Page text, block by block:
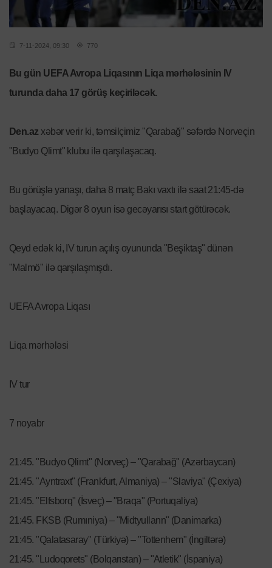
7-11-2024, 09:30 770
Bu gün UEFA Avropa Liqasının Liqa mərhələsinin IV
turunda daha 17 görüş keçiriləcək.
Den.az xəbər verir ki, təmsilçimiz "Qarabağ" səfərdə Norveçin
"Budyo Qlimt" klubu ilə qarşılaşacaq.
Bu görüşlə yanaşı, daha 8 matç Bakı vaxtı ilə saat 21:45-də
başlayacaq. Digər 8 oyun isə gecəyarısı start götürəcək.
Qeyd edək ki, IV turun açılış oyununda "Beşiktaş" dünən
"Malmö" ilə qarşılaşmışdı.
UEFA Avropa Liqası
Liqa mərhələsi
IV tur
7 noyabr
21:45. "Budyo Qlimt" (Norveç) – "Qarabağ" (Azərbaycan)
21:45. "Ayntraxt" (Frankfurt, Almaniya) – "Slaviya" (Çexiya)
21:45. "Elfsborq" (İsveç) – "Braqa" (Portuqaliya)
21:45. FKSB (Rumıniya) – "Midtyullann" (Danimarka)
21:45. "Qalatasaray" (Türkiyə) – "Tottenhem" (İngiltərə)
21:45. "Ludoqorets" (Bolqarıstan) – "Atletik" (İspaniya)